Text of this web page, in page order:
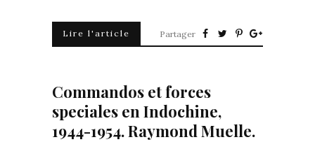
Lire l'article Partager
Commandos et forces
speciales en Indochine,
1944-1954. Raymond Muelle.